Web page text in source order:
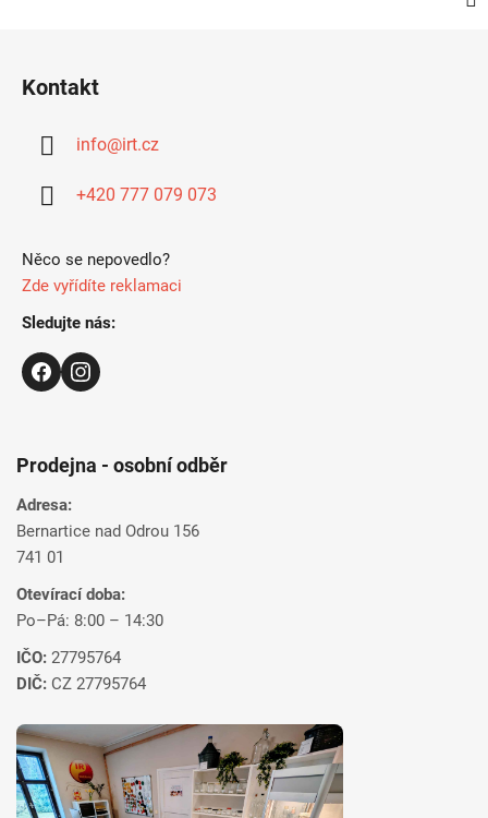
Kontakt
info@irt.cz
+420 777 079 073
Něco se nepovedlo?
Zde vyřídíte reklamaci
Sledujte nás:
Prodejna - osobní odběr
Adresa:
Bernartice nad Odrou 156
741 01
Otevírací doba:
Po–Pá: 8:00 – 14:30
IČO: 27795764
DIČ: CZ 27795764